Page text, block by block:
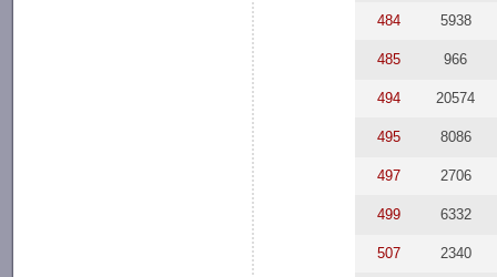
484 5938
485 966
494 20574
495 8086
497 2706
499 6332
507 2340